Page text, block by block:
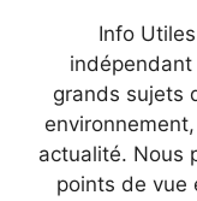
Info
indépendant
grands sujets
actualité. Nous
points de vue